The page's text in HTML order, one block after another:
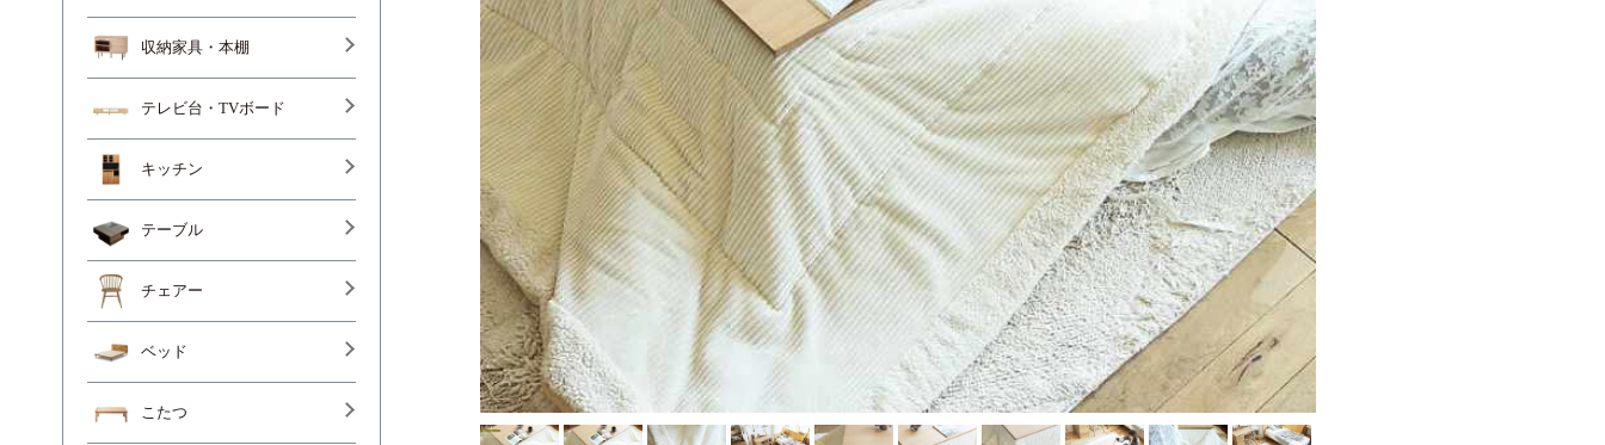
収納家具・本棚
テレビ台・TVボード
キッチン
テーブル
チェアー
ベッド
こたつ